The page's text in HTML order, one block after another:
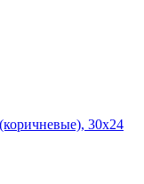
30х24